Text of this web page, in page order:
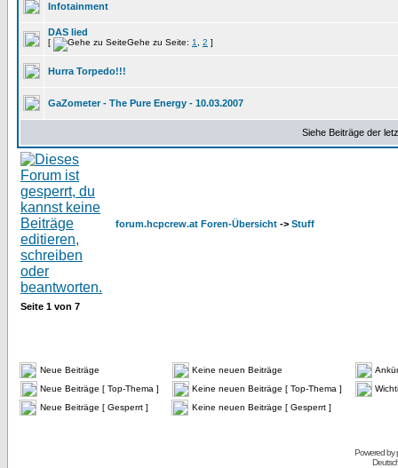
Infotainment
DAS lied
[ Gehe zu Seite: 1 2 ]
Hurra Torpedo!!!
GaZometer - The Pure Energy - 10.03.2007
Siehe Beiträge der
forum.hcpcrew.at Foren-Übersicht -> Stuff
Seite 1 von 7
Neue Beiträge Keine neuen Beiträge
Neue Beiträge [ Top-Thema ]
Keine neuen Beiträge [ Top-Thema ]
Neue Beiträge [ Gesperrt ]
Keine neuen Beiträge [ Gesperrt ]
Powered by